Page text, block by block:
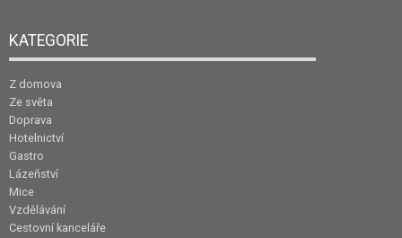
KATEGORIE
Z domova
Ze světa
Doprava
Hotelnictví
Gastro
Lázeňství
Mice
Vzdělávání
Cestovní kanceláře